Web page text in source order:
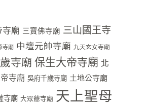
寺廟 三寶佛寺廟 三山國王寺
寺廟 中壇元帥寺廟 九天玄女寺廟
寺廟 保生大帝寺廟 北
寺廟 吳府千歲寺廟 土地公寺廟
寺廟 大眾爺寺廟 天上聖母